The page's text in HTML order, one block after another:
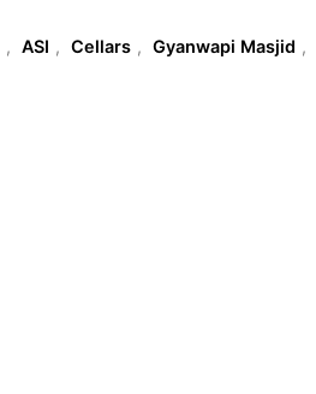
, ASI , Cellars , Gyanwapi Masjid ,